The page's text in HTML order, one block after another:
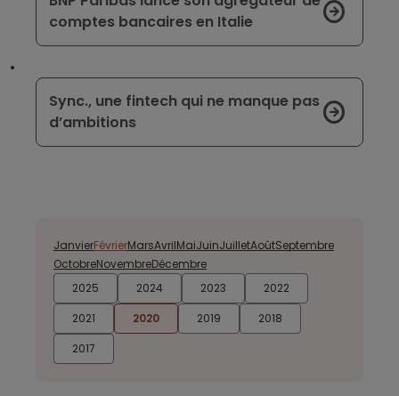
comptes bancaires en Italie
Sync., une fintech qui ne manque pas
d’ambitions
2025 2024 2023
2022
2021
2020 2019
2018
2017
JanvierFévrierMarsAvrilMaiJuinJuilletAoûtSeptembre
OctobreNovembreDécembre